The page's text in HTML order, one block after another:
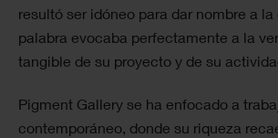
resultó ser idóneo para dar nombre a
palabra evocaba perfectamente a la
tangible de su proyecto y de su
Pigment Gallery se ha enfocado a
contemporáneo, donde su riqueza